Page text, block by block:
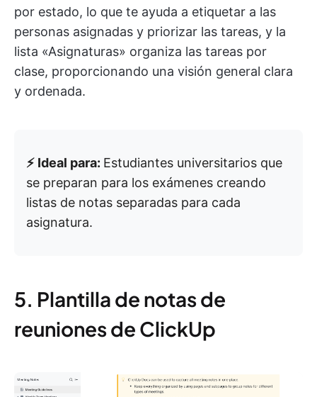
por estado, lo que te ayuda a etiquetar a las
personas asignadas y priorizar las tareas, y la
lista «Asignaturas» organiza las tareas por
clase, proporcionando una visión general clara
y ordenada.
⚡️ Ideal para: Estudiantes universitarios que
se preparan para los exámenes creando
listas de notas separadas para cada
asignatura.
5. Plantilla de notas de
reuniones de ClickUp